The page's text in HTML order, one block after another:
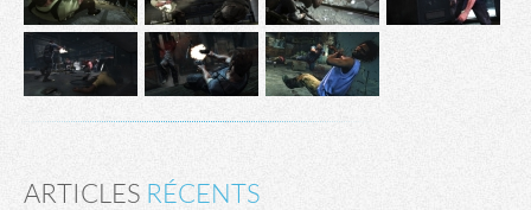
ARTICLES RÉCENTS